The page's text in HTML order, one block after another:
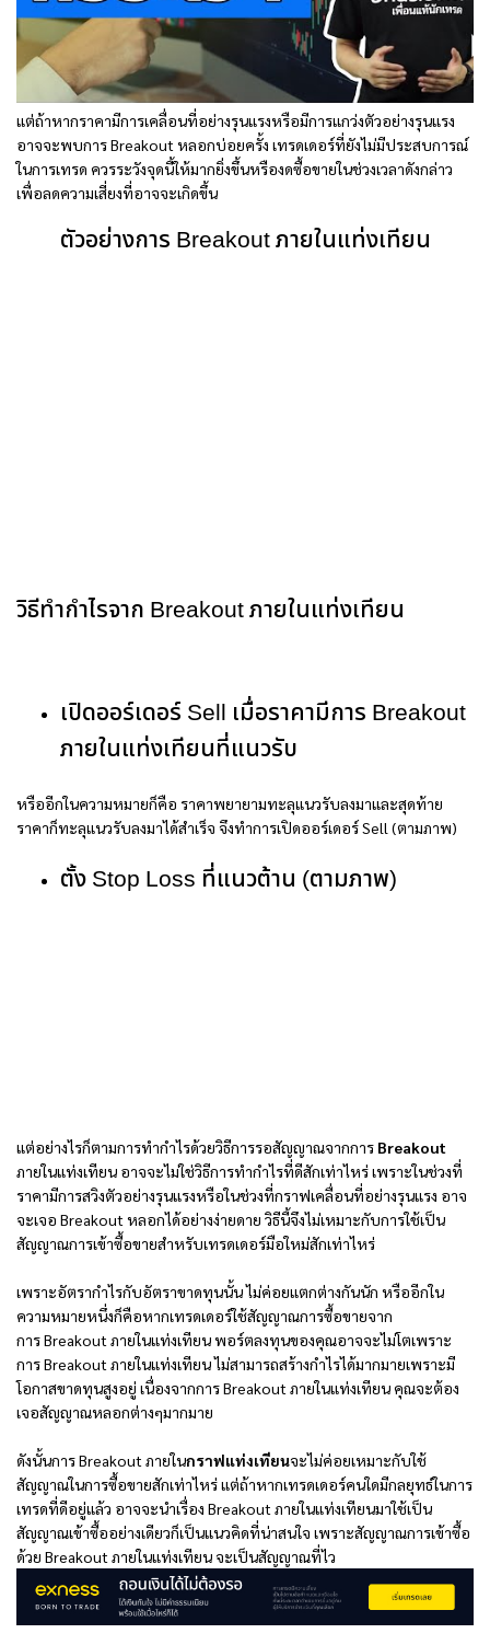
แต่ถ้าหากราคามีการเคลื่อนที่อย่างรุนแรงหรือมีการแกว่งตัวอย่างรุนแรง
อาจจะพบการ Breakout หลอกบ่อยครั้ง เทรดเดอร์ที่ยังไม่มีประสบการณ์
ในการเทรด ควรระวังจุดนี้ให้มากยิ่งขึ้นหรืองดซื้อขายในช่วงเวลาดังกล่าว
เพื่อลดความเสี่ยงที่อาจจะเกิดขึ้น
ตัวอย่างการ Breakout ภายในแท่งเทียน
วิธีทำกำไรจาก Breakout ภายในแท่งเทียน
เปิดออร์เดอร์ Sell เมื่อราคามีการ Breakout
ภายในแท่งเทียนที่แนวรับ
หรืออีกในความหมายก็คือ ราคาพยายามทะลุแนวรับลงมาและสุดท้าย
ราคาก็ทะลุแนวรับลงมาได้สำเร็จ จึงทำการเปิดออร์เดอร์ Sell (ตามภาพ)
ตั้ง Stop Loss ที่แนวต้าน (ตามภาพ)
แต่อย่างไรก็ตามการทำกำไรด้วยวิธีการรอสัญญาณจากการ Breakout
ภายในแท่งเทียน อาจจะไม่ใช่วิธีการทำกำไรที่ดีสักเท่าไหร่ เพราะในช่วงที่
ราคามีการสวิงตัวอย่างรุนแรงหรือในช่วงที่กราฟเคลื่อนที่อย่างรุนแรง อาจ
จะเจอ Breakout หลอกได้อย่างง่ายดาย วิธีนี้จึงไม่เหมาะกับการใช้เป็น
สัญญาณการเข้าซื้อขายสำหรับเทรดเดอร์มือใหม่สักเท่าไหร่
เพราะอัตรากำไรกับอัตราขาดทุนนั้น ไม่ค่อยแตกต่างกันนัก หรืออีกใน
ความหมายหนึ่งก็คือหากเทรดเดอร์ใช้สัญญาณการซื้อขายจาก
การ Breakout ภายในแท่งเทียน พอร์ตลงทุนของคุณอาจจะไม่โตเพราะ
การ Breakout ภายในแท่งเทียน ไม่สามารถสร้างกำไรได้มากมายเพราะมี
โอกาสขาดทุนสูงอยู่ เนื่องจากการ Breakout ภายในแท่งเทียน คุณจะต้อง
เจอสัญญาณหลอกต่างๆมากมาย
ดังนั้นการ Breakout ภายในกราฟแท่งเทียนจะไม่ค่อยเหมาะกับใช้
สัญญาณในการซื้อขายสักเท่าไหร่ แต่ถ้าหากเทรดเดอร์คนใดมีกลยุทธ์ในการ
เทรดที่ดีอยู่แล้ว อาจจะนำเรื่อง Breakout ภายในแท่งเทียนมาใช้เป็น
สัญญาณเข้าซื้ออย่างเดียวก็เป็นแนวคิดที่น่าสนใจ เพราะสัญญาณการเข้าซื้อ
ด้วย Breakout ภายในแท่งเทียน จะเป็นสัญญาณที่ไว